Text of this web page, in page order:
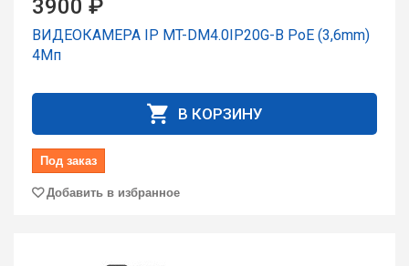
3900 ₽
ВИДЕОКАМЕРА IP MT-DM4.0IP20G-B PoE (3,6mm)
4Мп
В КОРЗИНУ
Под заказ
Добавить в избранное